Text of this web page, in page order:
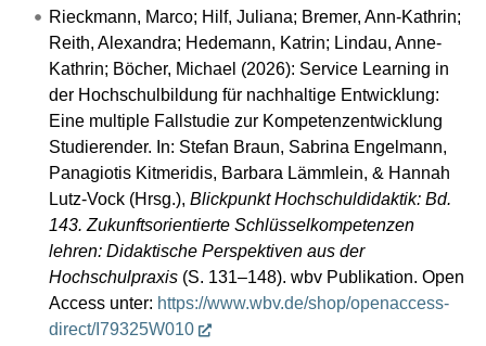
Rieckmann, Marco; Hilf, Juliana; Bremer, Ann-Kathrin;
Reith, Alexandra; Hedemann, Katrin; Lindau, Anne-
Kathrin; Böcher, Michael (2026): Service Learning in
der Hochschulbildung für nachhaltige Entwicklung:
Eine multiple Fallstudie zur Kompetenzentwicklung
Studierender. In: Stefan Braun, Sabrina Engelmann,
Panagiotis Kitmeridis, Barbara Lämmlein, & Hannah
Lutz-Vock (Hrsg.), Blickpunkt Hochschuldidaktik: Bd.
143. Zukunftsorientierte Schlüsselkompetenzen
lehren: Didaktische Perspektiven aus der
Hochschulpraxis(S. 131–148). wbv Publikation. Open
Access unter: https://www.wbv.de/shop/openaccess-
direct/I79325W010